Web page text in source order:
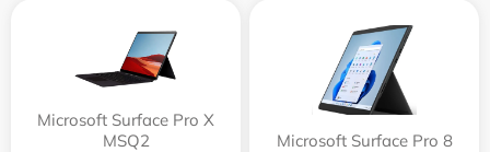
Microsoft Surface Pro X
MSQ2
Microsoft Surface Pro 8